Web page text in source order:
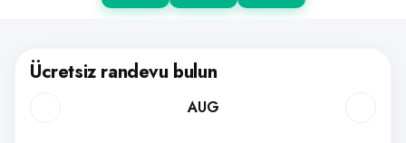
Ücretsiz randevu bulun
AUG